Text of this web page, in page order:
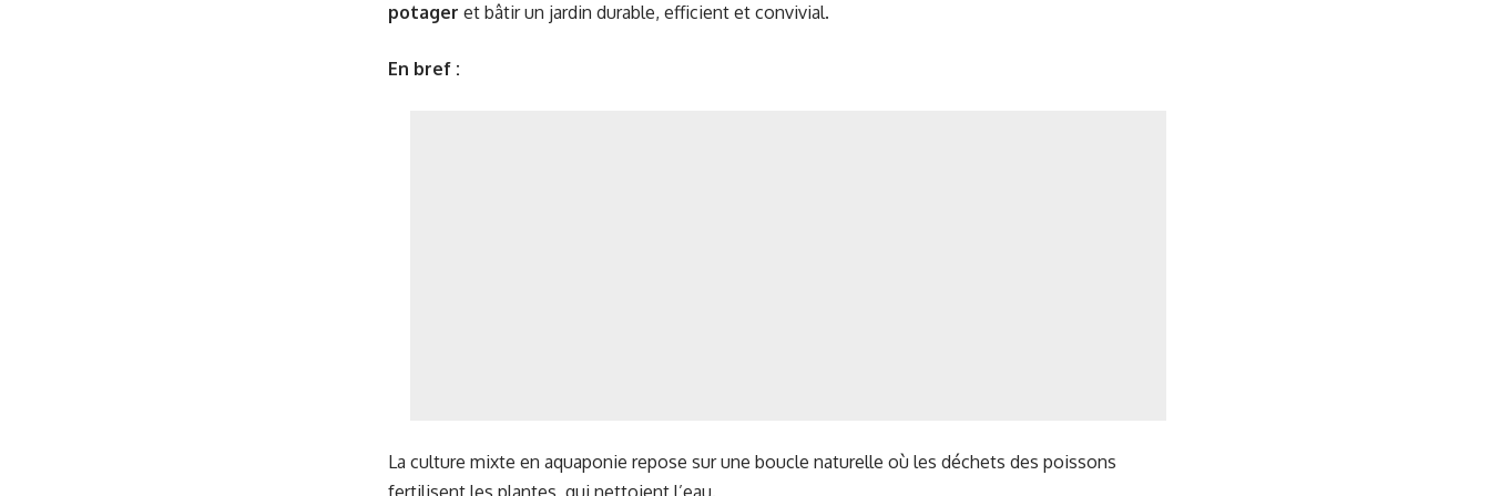
potager et bâtir un jardin durable, efficient et convivial.
En bref :
La culture mixte en aquaponie repose sur une boucle naturelle où les déchets des poissons